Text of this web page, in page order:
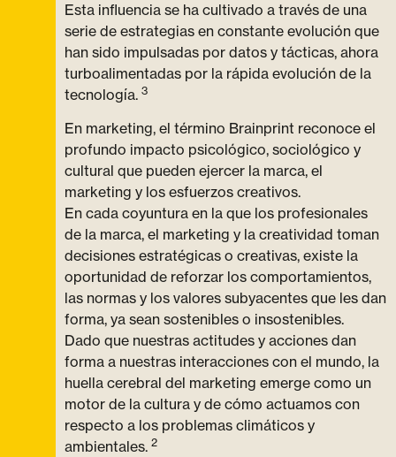
Esta influencia se ha cultivado a través de una
serie de estrategias en constante evolución que
han sido impulsadas por datos y tácticas, ahora
turboalimentadas por la rápida evolución de la
tecnología. 3
En marketing, el término Brainprint reconoce el
profundo impacto psicológico, sociológico y
cultural que pueden ejercer la marca, el
marketing y los esfuerzos creativos.
En cada coyuntura en la que los profesionales
de la marca, el marketing y la creatividad toman
decisiones estratégicas o creativas, existe la
oportunidad de reforzar los comportamientos,
las normas y los valores subyacentes que les dan
forma, ya sean sostenibles o insostenibles.
Dado que nuestras actitudes y acciones dan
forma a nuestras interacciones con el mundo, la
huella cerebral del marketing emerge como un
motor de la cultura y de cómo actuamos con
respecto a los problemas climáticos y
ambientales. 2